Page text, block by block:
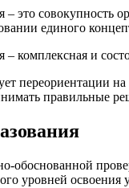
– это
единого
– комплексная и
переориентации
правильные
обоснованной
уровней